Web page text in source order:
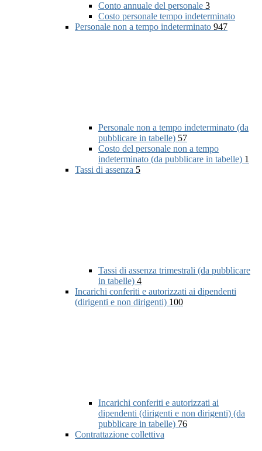
Conto annuale del personale 3
Costo personale tempo indeterminato
Personale non a tempo indeterminato 947
Personale non a tempo indeterminato (da
pubblicare in tabelle) 57
Costo del personale non a tempo
indeterminato (da pubblicare in tabelle) 1
Tassi di assenza 5
Tassi di assenza trimestrali (da pubblicare
in tabelle) 4
Incarichi conferiti e autorizzati ai dipendenti
(dirigenti e non dirigenti) 100
Incarichi conferiti e autorizzati ai
dipendenti (dirigenti e non dirigenti) (da
pubblicare in tabelle) 76
Contrattazione collettiva